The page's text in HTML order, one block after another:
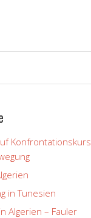
Konfrontationskurs
in Tunesien
Algerien – Fauler